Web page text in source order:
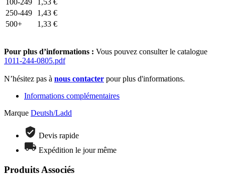
100-249
1,53 €
250-449
1,43 €
500+
1,33 €
Pour plus d’informations : Vous pouvez consulter le catalogue
1011-244-0805.pdf
N’hésitez pas à nous contacter pour plus d'informations.
Informations complémentaires
Marque Deutsh/Ladd
Devis rapide
Expédition le jour même
Produits Associés